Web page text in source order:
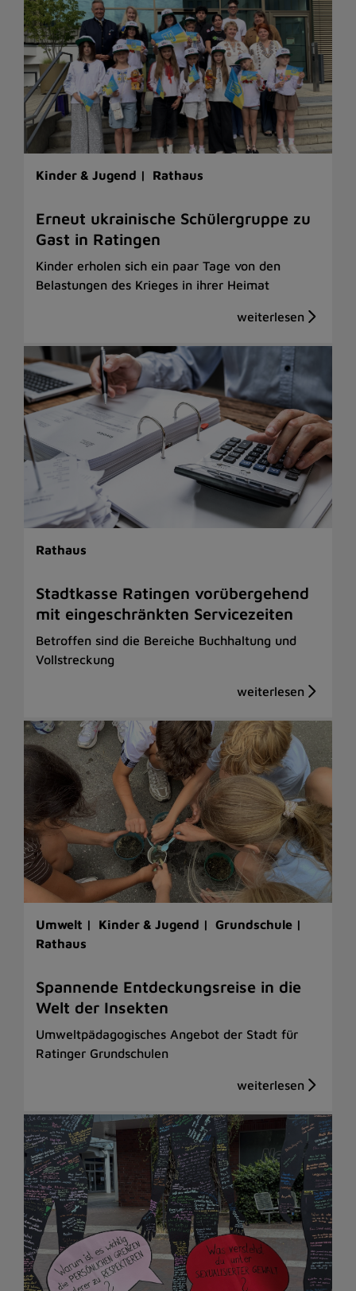
Kinder & Jugend | Rathaus
Erneut ukrainische Schülergruppe zu
Gast in Ratingen
Kinder erholen sich ein paar Tage von den
Belastungen des Krieges in ihrer Heimat
Rathaus
Stadtkasse Ratingen vorübergehend
mit eingeschränkten Servicezeiten
Betroffen sind die Bereiche Buchhaltung und
Vollstreckung
Umwelt | Kinder & Jugend |
Grundschule |
Rathaus
Spannende Entdeckungsreise in die
Welt der Insekten
Umweltpädagogisches Angebot der Stadt für
Ratinger Grundschulen